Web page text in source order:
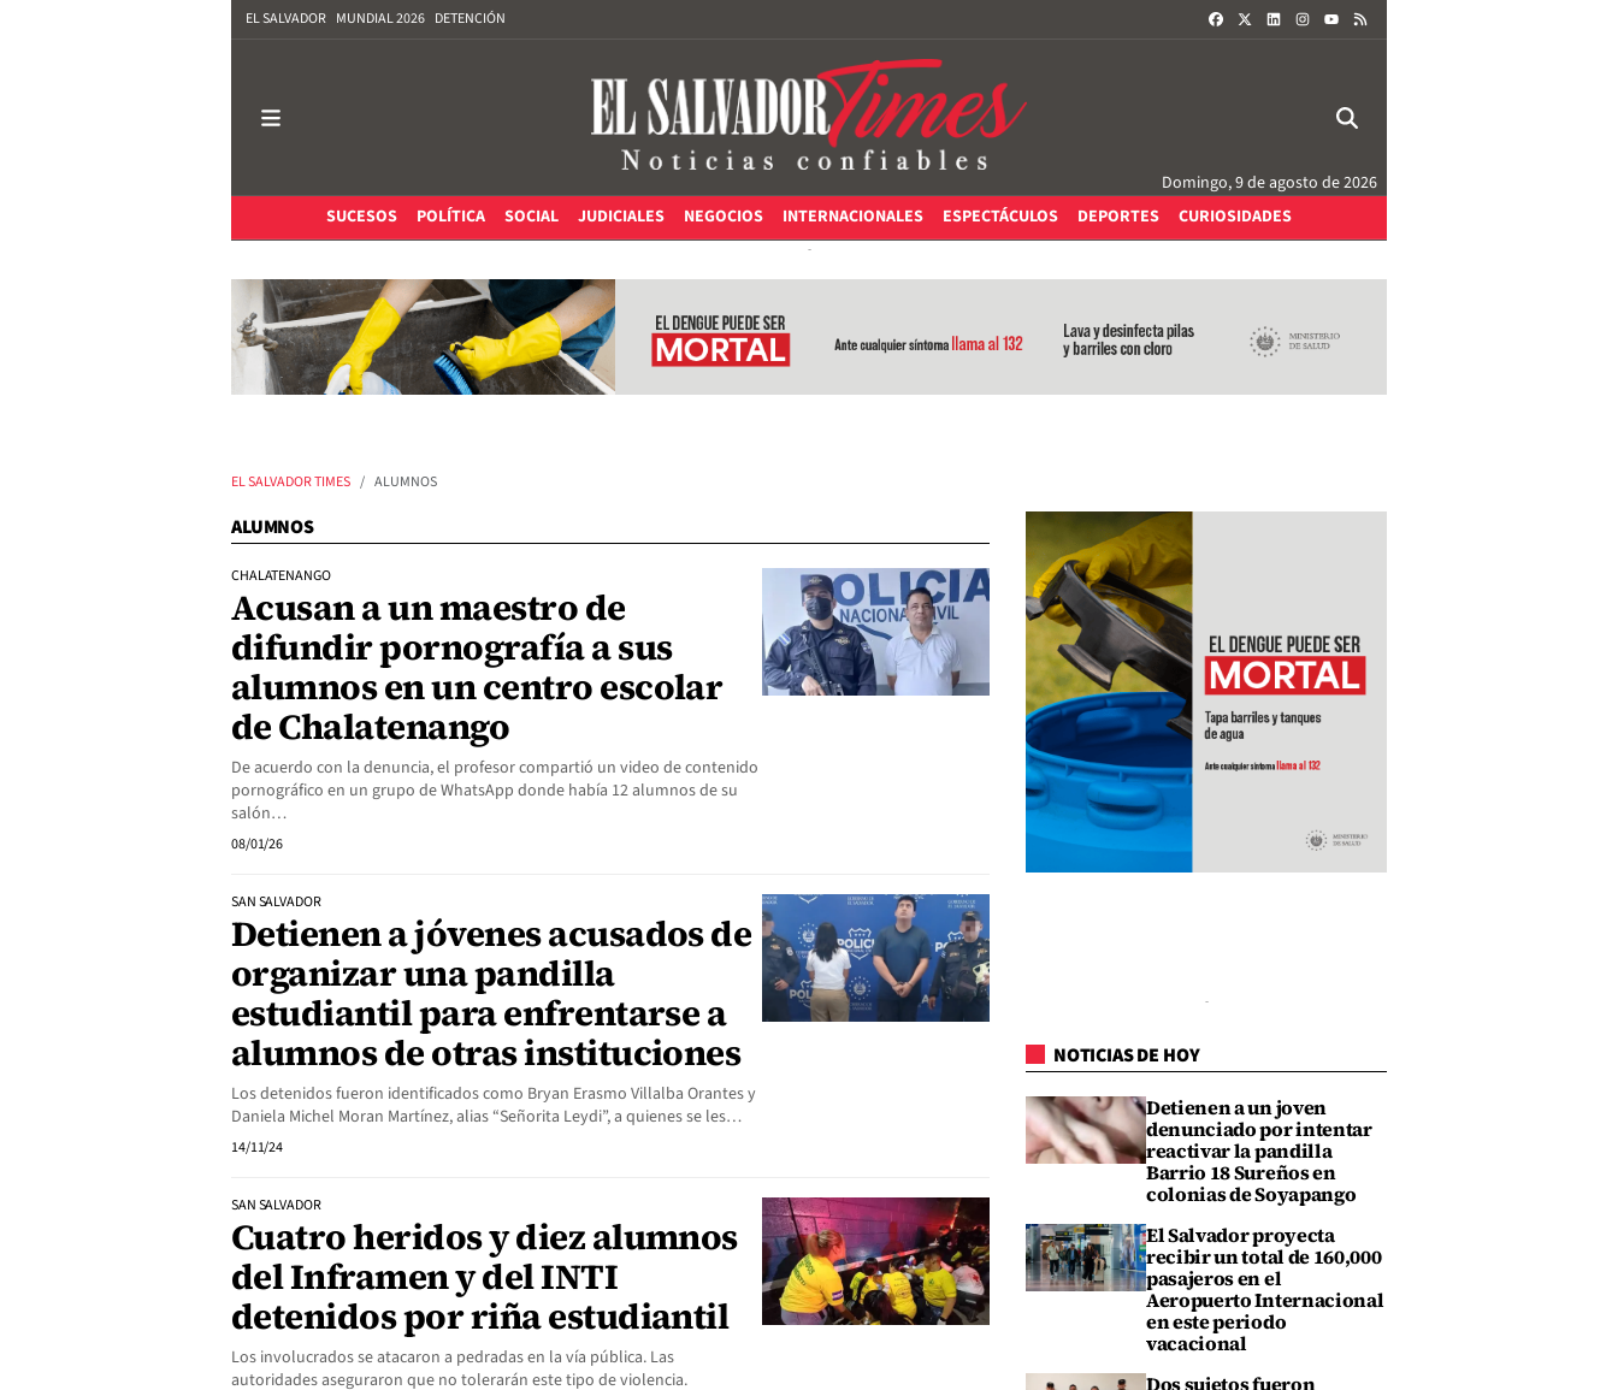
EL SALVADOR MUNDIAL 2026 DETENCIÓN FACEBOOKLINKEDININSTAGRAM
Domingo, 9 de agosto de 2026
SUCESOS
POLÍTICA SOCIAL JUDICIALES NEGOCIOS INTERNACIONALES ESPECTÁCULOS DEPORTES CURIOSIDADES
EL SALVADOR TIMES ALUMNOS
ALUMNOS
CHALATENANGO
Acusan a un maestro de
difundir pornografía a sus
alumnos en un centro escolar
de Chalatenango
De acuerdo con la denuncia, el profesor compartió un video de contenido
pornográfico en un grupo de WhatsApp donde había 12 alumnos de su
salón…
08/01/26
SAN SALVADOR
Detienen a jóvenes acusados de
organizar una pandilla
estudiantil para enfrentarse a
alumnos de otras instituciones
Los detenidos fueron identificados como Bryan Erasmo Villalba Orantes y
Daniela Michel Moran Martínez, alias “Señorita Leydi”, a quienes se les…
14/11/24
SAN SALVADOR
Cuatro heridos y diez alumnos
del Inframen y del INTI
detenidos por riña estudiantil
Los involucrados se atacaron a pedradas en la vía pública. Las
autoridades aseguraron que no tolerarán este tipo de violencia.
NOTICIAS DE HOY
Detienen a un joven
denunciado por intentar
reactivar la pandilla
Barrio 18 Sureños en
colonias de Soyapango
El Salvador proyecta
recibir un total de 160,000
pasajeros en el
Aeropuerto Internacional
en este periodo
vacacional
Dos sujetos fueron